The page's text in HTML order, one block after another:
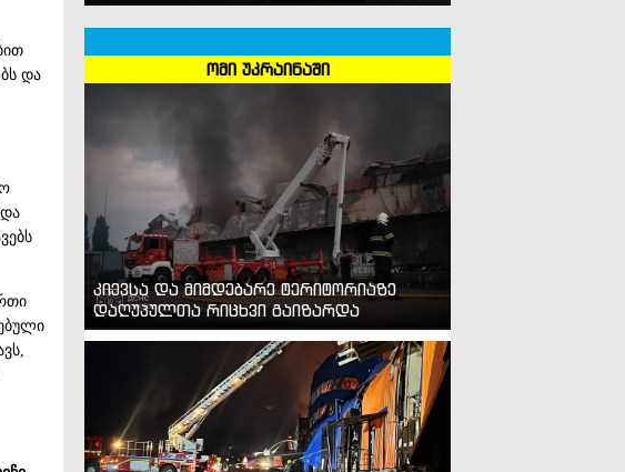
და
ომი უკრაინაში
კიევსა და მიმდებარე ტერიტორიაზე
დაღუპულთა რიცხვი გაიზარდა